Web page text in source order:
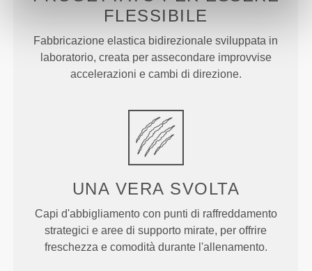
FLESSIBILE
Fabbricazione elastica bidirezionale sviluppata in
laboratorio, creata per assecondare improvvise
accelerazioni e cambi di direzione.
UNA VERA SVOLTA
Capi d'abbigliamento con punti di raffreddamento
strategici e aree di supporto mirate, per offrire
freschezza e comodità durante l'allenamento.